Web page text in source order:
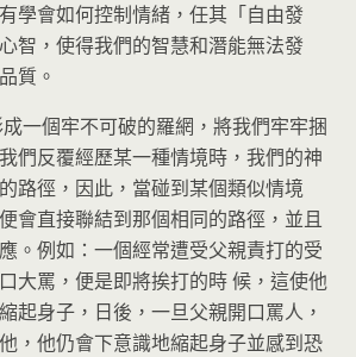
學會如何控制情緒，任其「自由發
智，使得我們的智慧和潛能無法發
質。
一個牢不可破的羅網，將我們牢牢捆
們反覆經歷某一種情境時，我們的神
路徑，因此，當碰到某個類似情境
會直接聯結到那個相同的路徑，並且
。例如：一個經常遭受父親責打的受
大罵，便是即將挨打的時 候，這使他
起身子，日後，一旦父親開口罵人，
，他仍會下意識地縮起身子並感到恐